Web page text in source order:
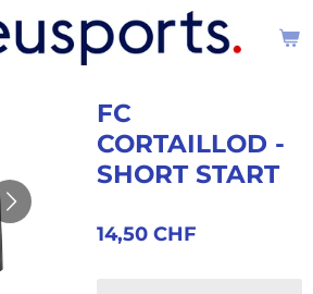
FC
CORTAILLOD -
SHORT START
14,50 CHF